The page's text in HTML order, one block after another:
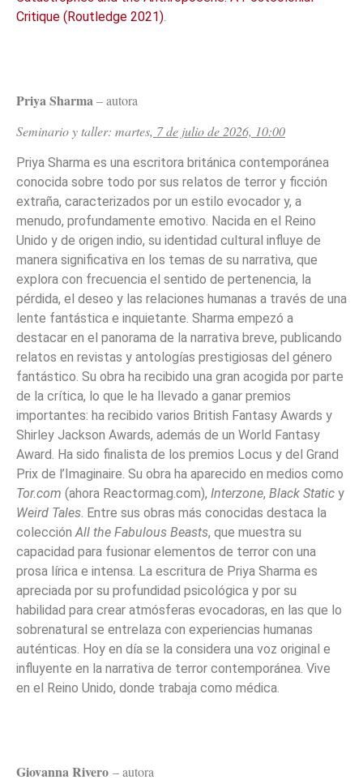
Critique (Routledge 2021)
Priya Sharma– autora
Seminario y taller: martes, 7 de julio de 2026, 10:00
Priya Sharma es una escritora británica contemporánea
conocida sobre todo por sus relatos de terror y ficción
extraña, caracterizados por un estilo evocador y, a
menudo, profundamente emotivo. Nacida en el Reino
Unido y de origen indio, su identidad cultural influye de
manera significativa en los temas de su narrativa, que
explora con frecuencia el sentido de pertenencia, la
pérdida, el deseo y las relaciones humanas a través de una
lente fantástica e inquietante. Sharma empezó a
destacar en el panorama de la narrativa breve, publicando
relatos en revistas y antologías prestigiosas del género
fantástico. Su obra ha recibido una gran acogida por parte
de la crítica, lo que le ha llevado a ganar premios
importantes: ha recibido varios British Fantasy Awards y
Shirley Jackson Awards, además de un World Fantasy
Award. Ha sido finalista de los premios Locus y del Grand
Prix de l’Imaginaire. Su obra ha aparecido en medios como
Tor.com (ahora Reactormag.com), Interzone, Black Static y
Weird Tales . Entre sus obras más conocidas destaca la
colección All the Fabulous Beasts, que muestra su
capacidad para fusionar elementos de terror con una
prosa lírica e intensa. La escritura de Priya Sharma es
apreciada por su profundidad psicológica y por su
habilidad para crear atmósferas evocadoras, en las que lo
sobrenatural se entrelaza con experiencias humanas
auténticas. Hoy en día se la considera una voz original e
influyente en la narrativa de terror contemporánea. Vive
en el Reino Unido, donde trabaja como médica.
Giovanna Rivero – autora